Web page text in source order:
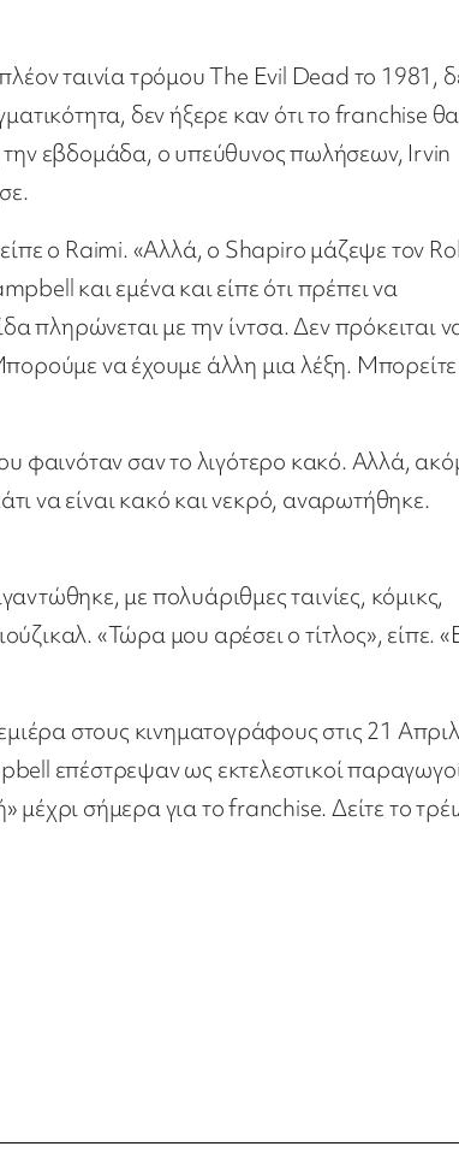
ταινία τρόμου The Evil Dead το 1981,
δεν ήξερε καν ότι το franchise θα
εβδομάδα, ο υπεύθυνος πωλήσεων, Irvin
ο Raimi. «Αλλά, ο Shapiro μάζεψε τον
και εμένα και είπε ότι πρέπει να
πληρώνεται με την ίντσα. Δεν πρόκειται
να έχουμε άλλη μια λέξη.
φαινόταν σαν το λιγότερο κακό. Αλλά,
να είναι κακό και νεκρό, αναρωτήθηκε.
με πολυάριθμες ταινίες, κόμικς,
«Τώρα μου αρέσει ο τίτλος», είπε.
στους κινηματογράφους στις 21
επέστρεψαν ως εκτελεστικοί
μέχρι σήμερα για το franchise. Δείτε το